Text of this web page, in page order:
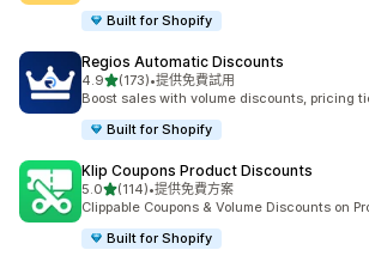
Built for Shopify
Regios Automatic Discounts
4.9滿分 5 顆星
(173)
共有 173 則評價
•提供免費試用
Boost sales with volume discounts, pricing
Built for Shopify
Klip Coupons Product Discounts
5.0滿分 5 顆星
(114)
共有 114 則評價
•提供免費方案
Clippable Coupons & Volume Discounts on
Built for Shopify